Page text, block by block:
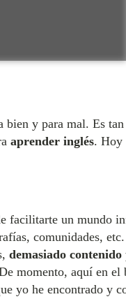
y para mal. Es tan
aprender inglés. Hoy
facilitarte un mundo
comunidades,
demasiado
momento, aquí en el
yo he encontrado y